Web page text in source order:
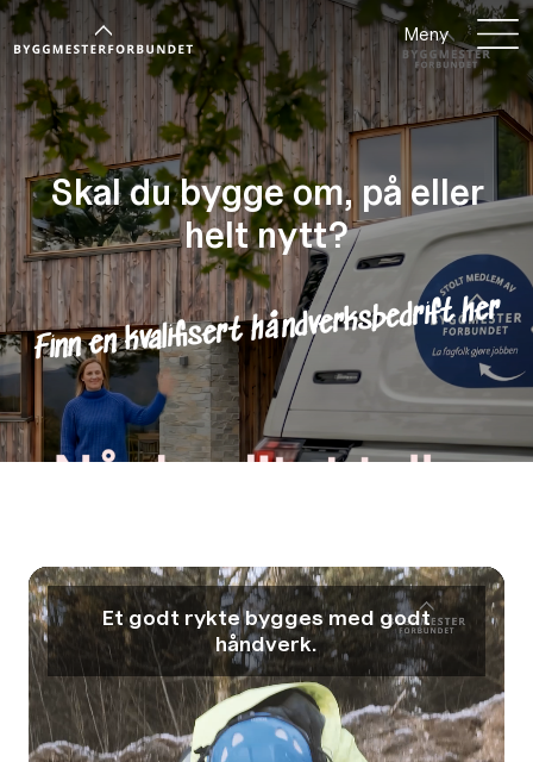
Meny
Skal du bygge om, på eller
helt nytt?
Finn en kvalifisert håndverksbedrift her
Et godt rykte bygges med godt
håndverk.